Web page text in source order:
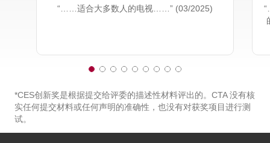
“……适合大多数人的电视……” (03/2025)
1
f
9
2
f
9
3
f
9
4
f
9
5
f
9
6
f
9
7
f
9
8
f
9
9
f
9
*CES创新奖是根据提交给评委的描述性材料评出的。CTA 没有核
实任何提交材料或任何声明的准确性，也没有对获奖项目进行测
试。